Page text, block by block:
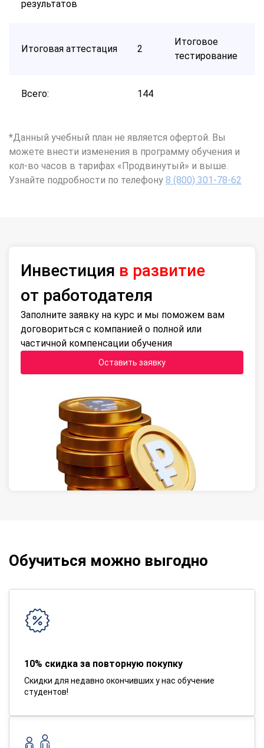
результатов
Итоговая аттестация 2
Итоговое
тестирование
Всего: 144
*Данный учебный план не является офертой. Вы
можете внести изменения в программу обучения и
кол-во часов в тарифах «Продвинутый» и выше.
Узнайте подробности по телефону 8 (800) 301-78-62
Инвестиция в развитие
от работодателя
Заполните заявку на курс и мы поможем вам
договориться с компанией о полной или
частичной компенсации обучения
Оставить заявку
Обучиться можно выгодно
10% скидка за повторную покупку
Скидки для недавно окончивших у нас обучение
студентов!